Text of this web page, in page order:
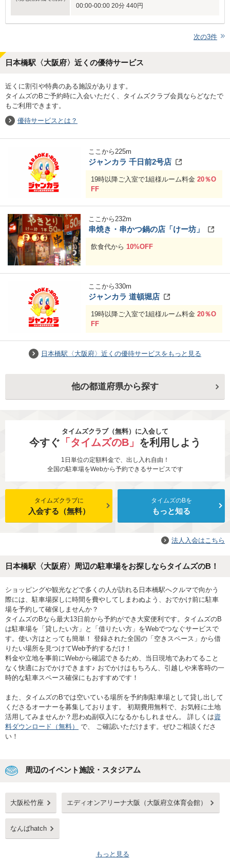
00:00-00:00 20分 440円
次の3件
日本橋駅〈大阪府〉近くの優待サービス
近くに割引や特典のある施設があります。
タイムズのBご予約時に入会いただく、タイムズクラブ会員ならどなたで
もご利用できます。
優待サービスとは？
ここから225m
ジャンカラ 千日前2号店
19時以降ご入室で1組様ルーム料金 20％O
FF
ここから232m
串焼き・串かつ鍋の店「けー坊」
飲食代から 10%OFF
ここから330m
ジャンカラ 道頓堀店
19時以降ご入室で1組様ルーム料金 20％O
FF
日本橋駅〈大阪府〉近くの優待サービスをもっと見る
他の都道府県から探す
タイムズクラブ（無料）に入会して
今すぐ 「タイムズのB」 を利用しよう
1日単位の定額料金で、出し入れ自由！
全国の駐車場をWebから予約できるサービスです
タイムズクラブに
入会する（無料）
タイムズのBを
もっと知る
法人入会はこちら
日本橋駅〈大阪府〉周辺の駐車場をお探しならタイムズのB！
ショッピングや観光などで多くの人が訪れる日本橋駅へクルマで向かう
際には、駐車場探しに時間を費やしてしまわぬよう、おでかけ前に駐車
場を予約して確保しませんか？
タイムズのBなら最大13日前から予約ができ大変便利です。タイムズのB
は駐車場を「貸したい方」と「借りたい方」をWebでつなぐサービスで
す。使い方はとっても簡単！ 登録された全国の「空きスペース」から借
りたい場所を見つけてWeb予約するだけ！
料金や立地を事前にWebから確認できるため、当日現地であわてること
なく快適におでかけできます♪ おでかけはもちろん、引越しや来客時の一
時的な駐車スペース確保にもおすすめです！
また、タイムズのBでは空いている場所を予約制駐車場として貸し出して
くださるオーナーを募集しております。 初期費用無料で、お気軽に土地
活用してみませんか？思わぬ副収入になるかもしれません。 詳しくは資
料ダウンロード（無料）
で、 ご確認いただけます。ぜひご相談くださ
い！
周辺のイベント施設・スタジアム
大阪松竹座 エディオンアリーナ大阪（大阪府立体育会館）
なんばhatch
もっと見る